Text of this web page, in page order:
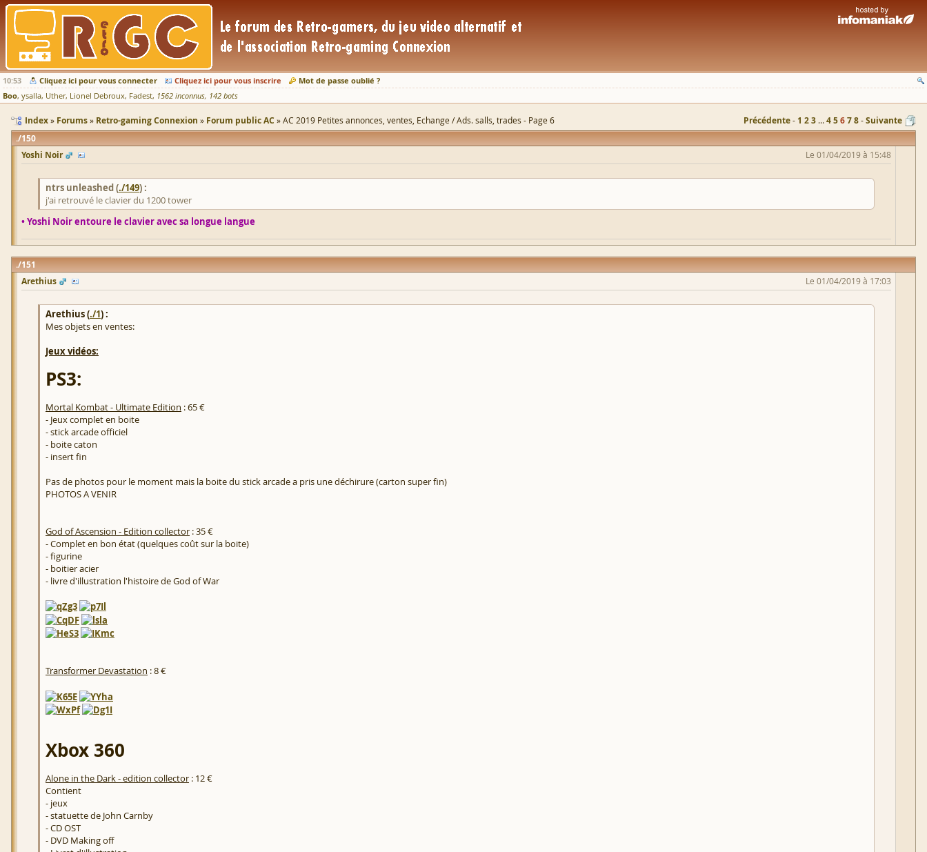
10:53 Cliquez ici pour vous connecter Cliquez ici pour vous inscrire
Mot de passe oublié ?
Boo ysalla Uther Lionel Debroux Fadest 1562 inconnus 142 bots
Index Forums Retro-gaming Connexion Forum public AC AC 2019 Petites annonces, ventes, Echange / Ads. salls, trades - Page 6 Précédente 1 23 ...45678 Suivante
150
Yoshi Noir
Le 01/04/2019 à 15:48
ntrs unleashed (./149) :
j'ai retrouvé le clavier du 1200 tower
• Yoshi Noir entoure le clavier avec sa longue langue
151
Arethius
Le 01/04/2019 à 17:03
Arethius (./1) :
Mes objets en ventes:
Jeux vidéos:
PS3:
Mortal Kombat - Ultimate Edition : 65 €
- Jeux complet en boite
- stick arcade officiel
- boite caton
- insert fin
Pas de photos pour le moment mais la boite du stick arcade a pris une déchirure (carton super fin)
PHOTOS A VENIR
God of Ascension - Edition collector : 35 €
- Complet en bon état (quelques coût sur la boite)
- figurine
- boitier acier
- livre d'illustration l'histoire de God of War
Transformer Devastation : 8 €
Xbox 360
Alone in the Dark - edition collector : 12 €
Contient
- jeux
- statuette de John Carnby
- CD OST
- DVD Making off